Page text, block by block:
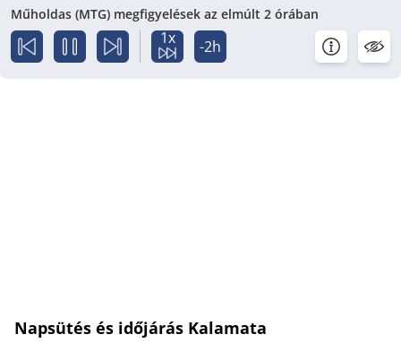
Műholdas (MTG) megfigyelések az elmúlt 2 órában
1x -2h
Napsütés és időjárás Kalamata